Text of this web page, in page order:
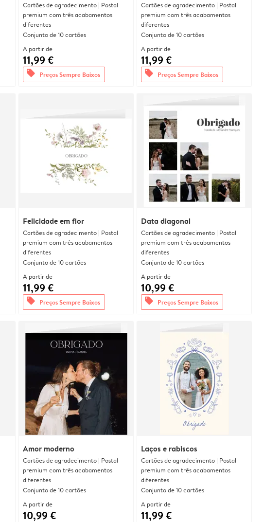
Cartões de agradecimento | Postal
premium com três acabamentos
diferentes
Conjunto de 10 cartões
A partir de
11,99 €
offers Preços Sempre Baixos
Cartões de agradecimento | Postal
premium com três acabamentos
diferentes
Conjunto de 10 cartões
A partir de
11,99 €
offers Preços Sempre Baixos
Felicidade em flor
Cartões de agradecimento | Postal
premium com três acabamentos
diferentes
Conjunto de 10 cartões
A partir de
11,99 €
offers Preços Sempre Baixos
Data diagonal
Cartões de agradecimento | Postal
premium com três acabamentos
diferentes
Conjunto de 10 cartões
A partir de
10,99 €
offers Preços Sempre Baixos
Amor moderno
Cartões de agradecimento | Postal
premium com três acabamentos
diferentes
Conjunto de 10 cartões
A partir de
10,99 €
Laços e rabiscos
Cartões de agradecimento | Postal
premium com três acabamentos
diferentes
Conjunto de 10 cartões
A partir de
11,99 €